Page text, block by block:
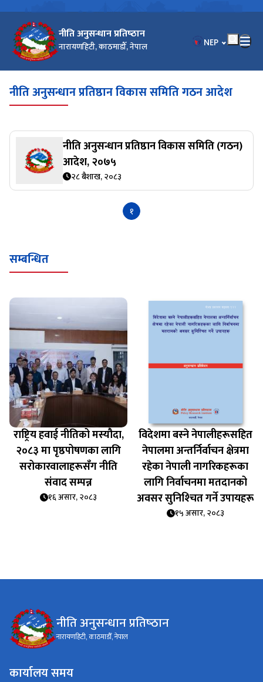
नीति अनुसन्धान प्रतिष्‍ठान
नारायणहिटी, काठमाडौँ, नेपाल भाषा चयन गर्नुहोस्
NEP
नीति अनुसन्धान प्रतिष्ठान विकास समिति गठन आदेश
नीति अनुसन्धान प्रतिष्ठान विकास समिति (गठन)
आदेश, २०७५
२८ बैशाख, २०८३
१
सम्बन्धित
राष्ट्रिय हवाई नीतिको मस्यौदा,
२०८३ मा पृष्ठपोषणका लागि
सरोकारवालाहरूसँग नीति
संवाद सम्पन्न
१६ असार, २०८३
विदेशमा बस्‍ने नेपालीहरूसहित
नेपालमा अन्तर्निर्वाचन क्षेत्रमा
रहेका नेपाली नागरिकहरूका
लागि निर्वाचनमा मतदानको
अवसर सुनिश्‍चित गर्ने उपायहरू
१५ असार, २०८३
नीति अनुसन्धान प्रतिष्‍ठान
नारायणहिटी, काठमाडौँ, नेपाल
कार्यालय समय